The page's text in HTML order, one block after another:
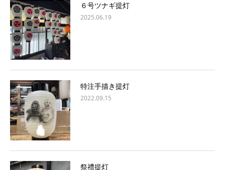
６号ツナギ提灯
2025.06.19
特注手描き提灯
2022.09.15
祭禮提灯